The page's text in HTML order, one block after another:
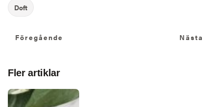
Föregående
Föregående Nästa
Fler artiklar